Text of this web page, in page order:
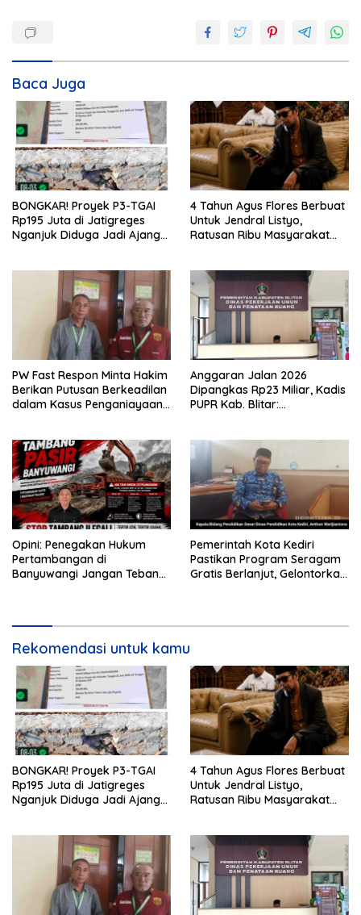
Baca Juga
BONGKAR! Proyek P3-TGAI
Rp195 Juta di Jatigreges
Nganjuk Diduga Jadi Ajang
4 Tahun Agus Flores Berbuat
Untuk Jendral Listyo,
Ratusan Ribu Masyarakat
PW Fast Respon Minta Hakim
Berikan Putusan Berkeadilan
dalam Kasus Penganiayaan
Anggaran Jalan 2026
Dipangkas Rp23 Miliar, Kadis
PUPR Kab. Blitar:
Opini: Penegakan Hukum
Pertambangan di
Banyuwangi Jangan Tebang
Pemerintah Kota Kediri
Pastikan Program Seragam
Gratis Berlanjut, Gelontorkan
Rekomendasi untuk kamu
BONGKAR! Proyek P3-TGAI
Rp195 Juta di Jatigreges
Nganjuk Diduga Jadi Ajang
4 Tahun Agus Flores Berbuat
Untuk Jendral Listyo,
Ratusan Ribu Masyarakat